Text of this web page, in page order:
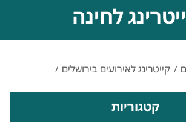
לחינה
/ קייטרינג לאירועים בירושלים /
קטגוריות